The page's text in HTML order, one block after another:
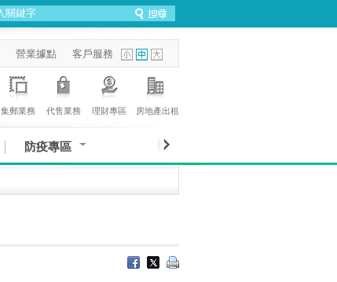
營業據點 客戶服務
集郵業務 代售業務 理財專區 房地產出租
防疫專區